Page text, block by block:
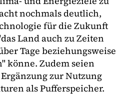
nochmals deutlich,
für die Zukunft
Land auch zu Zeiten
Tage beziehungsweise
könne. Zudem seien
zur Nutzung
als Pufferspeicher.